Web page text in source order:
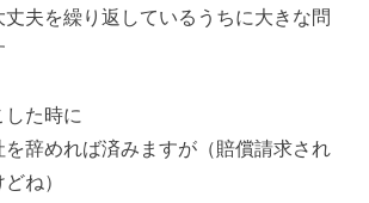
夫を繰り返しているうちに大きな問
た時に
辞めれば済みますが（賠償請求され
ね）